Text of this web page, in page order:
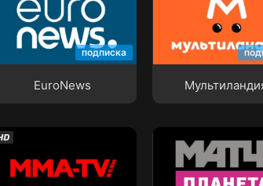
подписка
EuroNews
EuroNews
Мультиландия